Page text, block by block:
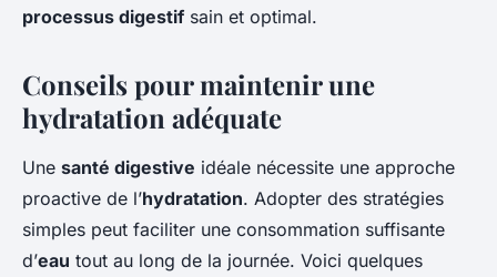
processus digestif sain et optimal.
Conseils pour maintenir une
hydratation adéquate
Une santé digestive idéale nécessite une approche
proactive de l’hydratation. Adopter des stratégies
simples peut faciliter une consommation suffisante
d’eau tout au long de la journée. Voici quelques